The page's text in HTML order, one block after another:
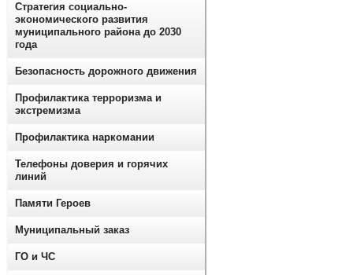
Стратегия социально-
экономического развития
муниципального района до 2030
года
Безопасность дорожного движения
Профилактика терроризма и
экстремизма
Профилактика наркомании
Телефоны доверия и горячих
линий
Памяти Героев
Муниципальный заказ
ГО и ЧС